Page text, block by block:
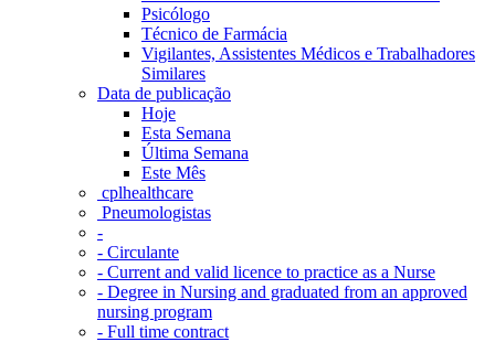
Psicólogo
Técnico de Farmácia
Vigilantes, Assistentes Médicos e Trabalhadores
Similares
Data de publicação
Hoje
Esta Semana
Última Semana
Este Mês
‎ cplhealthcare‬
Pneumologistas
-
- Circulante
- Current and valid licence to practice as a Nurse
- Degree in Nursing and graduated from an approved
nursing program
- Full time contract